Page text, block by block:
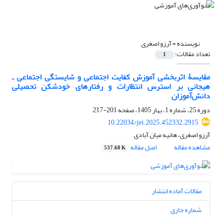
نویسنده =آرزو اصغری
تعداد مقالات: 1
مقایسۀ اثربخشی آموزش کفایت اجتماعی و شایستگی اجتماعی ـ
هیجانی بر استرس انتظارات و رفتارهای خودشکن تحصیلی
دانش‌آموزان
دوره 25، شماره 1، بهار 1405، صفحه
201-217
10.22034/jei.2025.452332.2915
آرزو اصغری، هانیه میان آبادی
مشاهده مقاله
اصل مقاله 537.68 K
مقالات آماده انتشار
شماره جاری